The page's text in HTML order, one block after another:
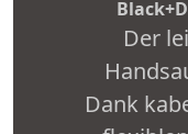
Der
Dank